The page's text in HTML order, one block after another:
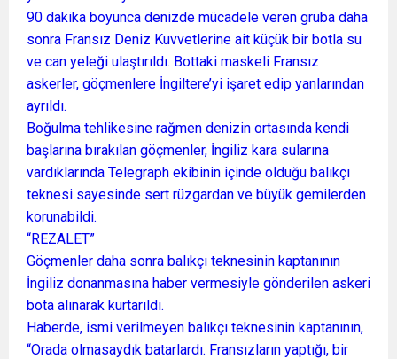
90 dakika boyunca denizde mücadele veren gruba daha
sonra Fransız Deniz Kuvvetlerine ait küçük bir botla su
ve can yeleği ulaştırıldı. Bottaki maskeli Fransız
askerler, göçmenlere İngiltere’yi işaret edip yanlarından
ayrıldı.
Boğulma tehlikesine rağmen denizin ortasında kendi
başlarına bırakılan göçmenler, İngiliz kara sularına
vardıklarında Telegraph ekibinin içinde olduğu balıkçı
teknesi sayesinde sert rüzgardan ve büyük gemilerden
korunabildi.
“REZALET”
Göçmenler daha sonra balıkçı teknesinin kaptanının
İngiliz donanmasına haber vermesiyle gönderilen askeri
bota alınarak kurtarıldı.
Haberde, ismi verilmeyen balıkçı teknesinin kaptanının,
“Orada olmasaydık batarlardı. Fransızların yaptığı, bir